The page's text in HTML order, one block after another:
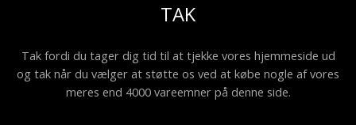
TAK
Tak fordi du tager dig tid til at tjekke vores hjemmeside ud
og tak når du vælger at støtte os ved at købe nogle af vores
meres end 4000 vareemner på denne side.